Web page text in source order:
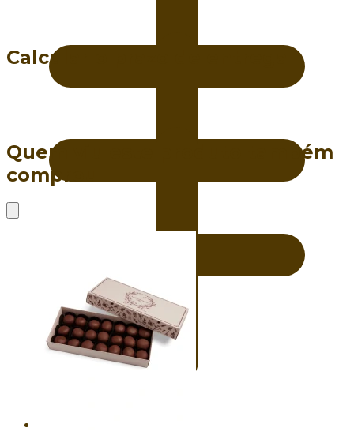
Calcular o prazo de entrega
Quem viu este produto também
comprou